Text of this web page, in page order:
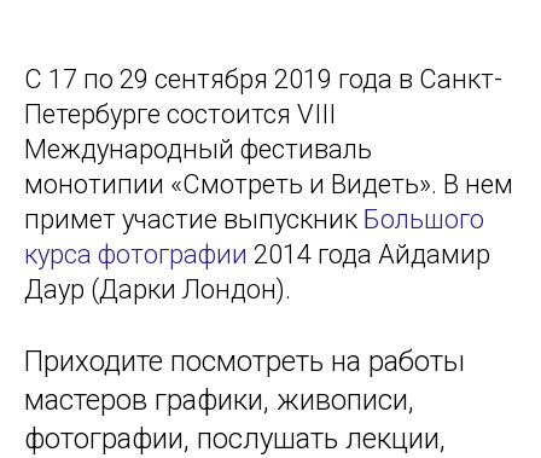
С 17 по 29 сентября 2019 года в Санкт-
Петербурге состоится VIII
Международный фестиваль
монотипии «Смотреть и Видеть». В нем
примет участие выпускник Большого
курса фотографии 2014 года Айдамир
Даур (Дарки Лондон).
Приходите посмотреть на работы
мастеров графики, живописи,
фотографии, послушать лекции,